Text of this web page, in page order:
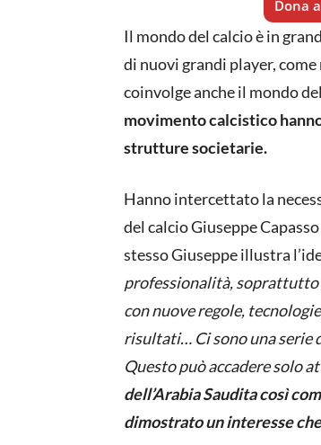
Dona
Il mondo del calcio è in
di nuovi grandi player,
coinvolge anche il mondo
movimento calcistico
strutture societarie.
Hanno intercettato la
del calcio Giuseppe
stesso Giuseppe illustra
professionalità, soprattutto
con nuove regole,
risultati… Ci sono una serie
Questo può accadere solo
dell’Arabia Saudita così
dimostrato un interesse